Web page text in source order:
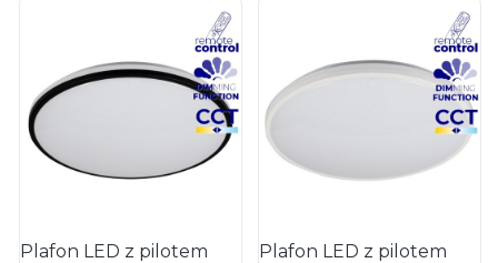
Plafon LED z pilotem
Plafon LED z pilotem